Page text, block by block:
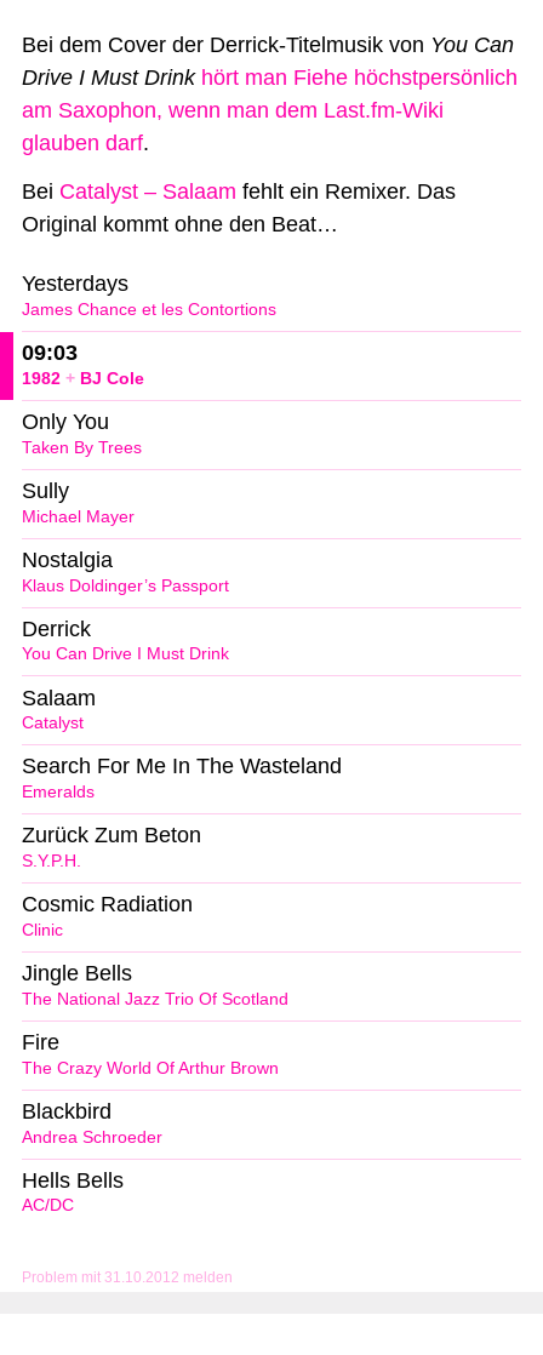
Bei dem Cover der Derrick-Titelmusik von You Can
Drive I Must Drink hört man Fiehe höchstpersönlich
am Saxophon, wenn man dem Last.fm-Wiki
glauben darf.
Bei Catalyst – Salaam fehlt ein Remixer. Das
Original kommt ohne den Beat…
Problem mit 31.10.2012 melden
James Chance et les Contortions
Yesterdays
1982 + BJ Cole
09:03
Taken By Trees
Only You
Michael Mayer
Sully
Klaus Doldinger’s Passport
Nostalgia
You Can Drive I Must Drink
Derrick
Catalyst
Salaam
Emeralds
Search For Me In The Wasteland
S.Y.P.H.
Zurück Zum Beton
Clinic
Cosmic Radiation
The National Jazz Trio Of Scotland
Jingle Bells
The Crazy World Of Arthur Brown
Fire
Andrea Schroeder
Blackbird
AC/DC
Hells Bells